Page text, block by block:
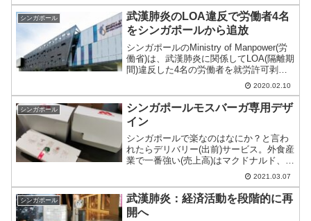
シンガポール
武漢肺炎のLOA違反で労働者4名
をシンガポールから追放
シンガポールのMinistry of Manpower(労
働省)は、武漢肺炎に関係してLOA(隔離期
間)違反した4名の労働者を就労許可剥奪
とシンガポールから24時間以内に退去を
命じたことを発表。併せてこの4名につい
て、シンガポールでの労働を...
2020.02.10
シンガポール
シンガポールモスバーガ専用デザ
イン
シンガポールで楽なのはなにか？と言わ
れたらデリバリー(出前)サービス。外食産
業で一番強い(売上高)はマクドナルド、
KFCという中国でもおなじみの顔ぶれだ
が、シンガポールではモスバーガも人気
がある。そんなモスバーガのシンガポー
ル向けパッケージ...
2021.03.07
シンガポール
武漢肺炎：経済活動を段階的に再
開へ